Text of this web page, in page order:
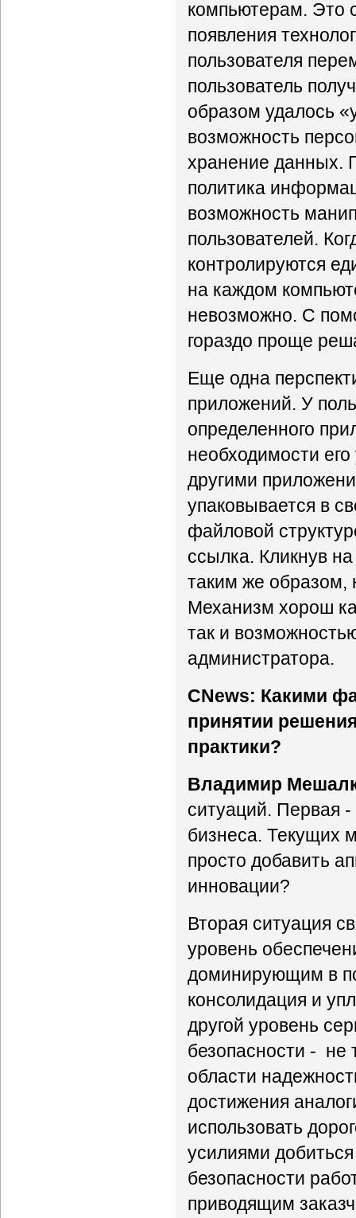
компьютерам. Это
появления
пользователя
пользователь
образом удалось
возможность
хранение данных.
политика
возможность
пользователей.
контролируются
на каждом
невозможно. С
гораздо проще
Еще одна
приложений. У
определенного
необходимости
другими
упаковывается в
файловой
ссылка. Кликнув
таким же образом,
Механизм хорош
так и
администратора.
CNews: Какими
принятии
практики?
Владимир
ситуаций. Первая
бизнеса. Текущих
просто добавить
инновации?
Вторая ситуация
уровень
доминирующим в
консолидация и
другой уровень
безопасности - не
области
достижения
использовать
усилиями
безопасности
приводящим